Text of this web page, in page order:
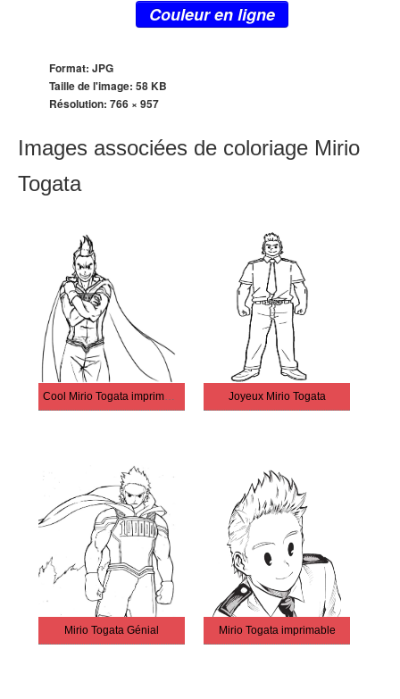
Couleur en ligne
Format: JPG
Taille de l'image: 58 KB
Résolution: 766 × 957
Images associées de coloriage Mirio
Togata
Cool Mirio Togata imprimable gratuitement Joyeux Mirio Togata
Mirio Togata Génial Mirio Togata imprimable